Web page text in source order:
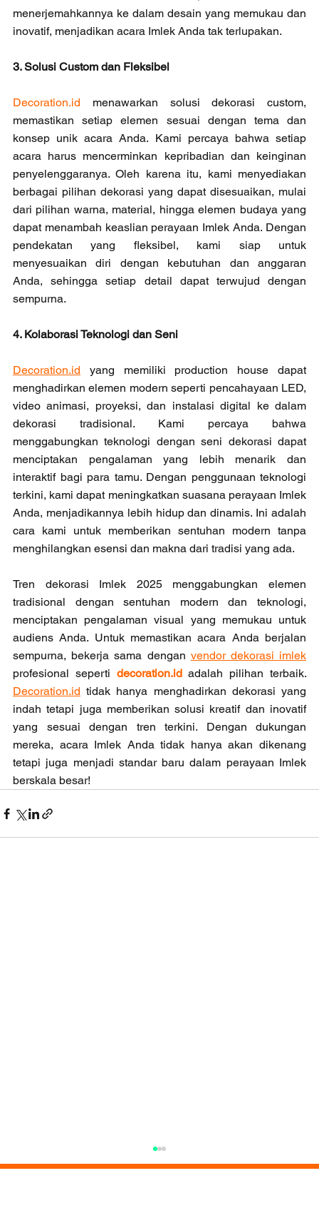
menerjemahkannya ke dalam desain yang memukau dan
inovatif, menjadikan acara Imlek Anda tak terlupakan.
3. Solusi Custom dan Fleksibel
Decoration.id menawarkan solusi dekorasi custom,
memastikan setiap elemen sesuai dengan tema dan
konsep unik acara Anda. Kami percaya bahwa setiap
acara harus mencerminkan kepribadian dan keinginan
penyelenggaranya. Oleh karena itu, kami menyediakan
berbagai pilihan dekorasi yang dapat disesuaikan, mulai
dari pilihan warna, material, hingga elemen budaya yang
dapat menambah keaslian perayaan Imlek Anda. Dengan
pendekatan yang fleksibel, kami siap untuk
menyesuaikan diri dengan kebutuhan dan anggaran
Anda, sehingga setiap detail dapat terwujud dengan
sempurna.
4. Kolaborasi Teknologi dan Seni
Decoration.id yang memiliki production house dapat
menghadirkan elemen modern seperti pencahayaan LED,
video animasi, proyeksi, dan instalasi digital ke dalam
dekorasi tradisional. Kami percaya bahwa
menggabungkan teknologi dengan seni dekorasi dapat
menciptakan pengalaman yang lebih menarik dan
interaktif bagi para tamu. Dengan penggunaan teknologi
terkini, kami dapat meningkatkan suasana perayaan Imlek
Anda, menjadikannya lebih hidup dan dinamis. Ini adalah
cara kami untuk memberikan sentuhan modern tanpa
menghilangkan esensi dan makna dari tradisi yang ada.
Tren dekorasi Imlek 2025 menggabungkan elemen
tradisional dengan sentuhan modern dan teknologi,
menciptakan pengalaman visual yang memukau untuk
audiens Anda. Untuk memastikan acara Anda berjalan
sempurna, bekerja sama dengan vendor dekorasi imlek
profesional seperti decoration.id adalah pilihan terbaik.
Decoration.id tidak hanya menghadirkan dekorasi yang
indah tetapi juga memberikan solusi kreatif dan inovatif
yang sesuai dengan tren terkini. Dengan dukungan
mereka, acara Imlek Anda tidak hanya akan dikenang
tetapi juga menjadi standar baru dalam perayaan Imlek
berskala besar!